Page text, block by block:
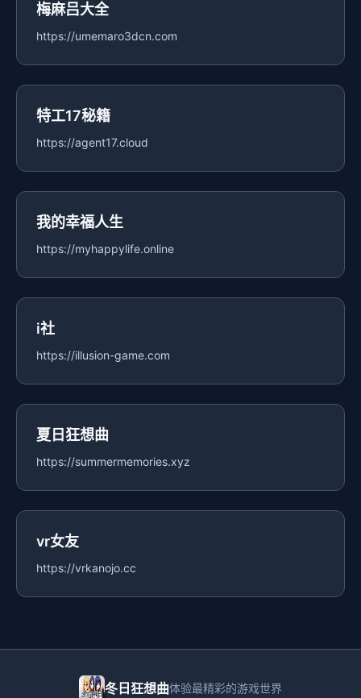
梅麻吕大全
https://umemaro3dcn.com
特工17秘籍
https://agent17.cloud
我的幸福人生
https://myhappylife.online
i社
https://illusion-game.com
夏日狂想曲
https://summermemories.xyz
vr女友
https://vrkanojo.cc
冬日狂想曲体验最精彩的游戏世界